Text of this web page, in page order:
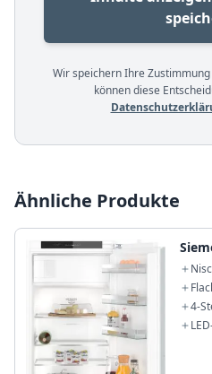
Wir speichern Ihre
können diese
Ähnliche Produkte
4-